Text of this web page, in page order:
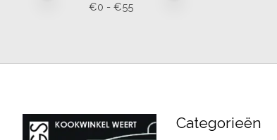
€0 - €55
Categorieën